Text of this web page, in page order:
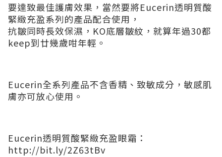
要達致最佳護膚效果，當然要將Eucerin透明質酸
緊緻充盈系列的產品配合使用，
抗皺同時長效保濕，KO底層皺紋，就算年過30都
keep到廿幾歲咁年輕。
Eucerin全系列產品不含香精、致敏成分，敏感肌
膚亦可放心使用。
Eucerin透明質酸緊緻充盈眼霜：
http://bit.ly/2Z63tBv